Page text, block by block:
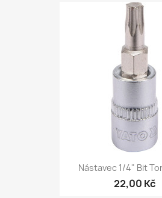
Nástavec 1/4" Bit
22,00 Kč